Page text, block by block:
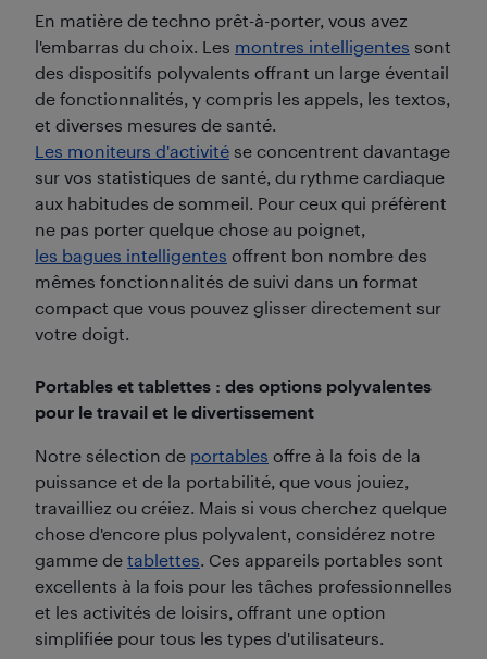
En matière de techno prêt-à-porter, vous avez
l'embarras du choix. Les montres intelligentes sont
des dispositifs polyvalents offrant un large éventail
de fonctionnalités, y compris les appels, les textos,
et diverses mesures de santé.
Les moniteurs d'activité se concentrent davantage
sur vos statistiques de santé, du rythme cardiaque
aux habitudes de sommeil. Pour ceux qui préfèrent
ne pas porter quelque chose au poignet,
les bagues intelligentes offrent bon nombre des
mêmes fonctionnalités de suivi dans un format
compact que vous pouvez glisser directement sur
votre doigt.
Portables et tablettes : des options polyvalentes
pour le travail et le divertissement
Notre sélection de portables offre à la fois de la
puissance et de la portabilité, que vous jouiez,
travailliez ou créiez. Mais si vous cherchez quelque
chose d'encore plus polyvalent, considérez notre
gamme de tablettes. Ces appareils portables sont
excellents à la fois pour les tâches professionnelles
et les activités de loisirs, offrant une option
simplifiée pour tous les types d'utilisateurs.